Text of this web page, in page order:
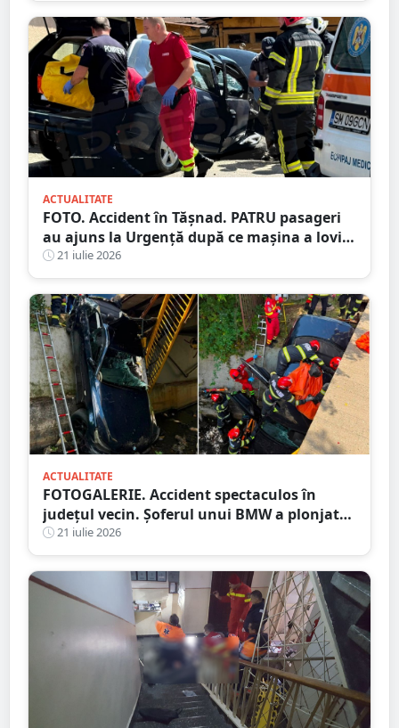
ACTUALITATE
FOTO. Accident în Tășnad. PATRU pasageri
au ajuns la Urgență după ce mașina a lovit
un cap de pod
21 iulie 2026
ACTUALITATE
FOTOGALERIE. Accident spectaculos în
județul vecin. Șoferul unui BMW a plonjat
cu mașina în râu
21 iulie 2026